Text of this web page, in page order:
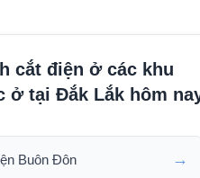
cắt điện ở các khu
ở tại Đắk Lắk hôm
Buôn Đôn →